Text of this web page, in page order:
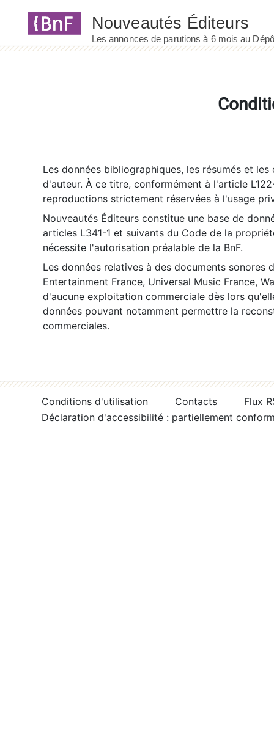
Les données bibliographiques, les résumés et
d'auteur. À ce titre, conformément à l'article
reproductions strictement réservées à l'usage
Nouveautés Éditeurs constitue une base de
articles L341-1 et suivants du Code de la
nécessite l'autorisation préalable de la BnF.
Les données relatives à des documents sonores
Entertainment France, Universal Music France,
d'aucune exploitation commerciale dès lors
données pouvant notamment permettre la
commerciales.
Conditions d'utilisation Contacts
Flux
Déclaration d'accessibilité : partiellement